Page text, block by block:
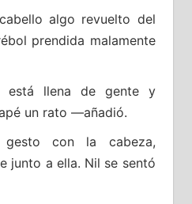
algo revuelto del
prendida malamente
está llena de gente y
un rato —añadió.
con la cabeza,
junto a ella. Nil se sentó